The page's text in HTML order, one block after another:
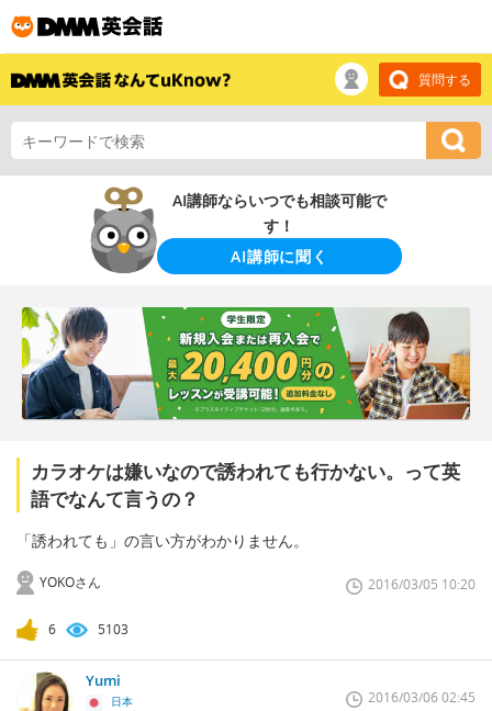
質問する
AI講師ならいつでも相談可能で
す！
AI講師に聞く
カラオケは嫌いなので誘われても行かない。って英
語でなんて言うの？
「誘われても」の言い方がわかりません。
YOKOさん 2016/03/05 10:20
6 5103
Yumi
日本 2016/03/06 02:45